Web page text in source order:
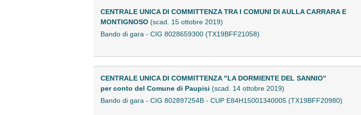
CENTRALE UNICA DI COMMITTENZA TRA I COMUNI DI AULLA CARRARA E
MONTIGNOSO (scad. 15 ottobre 2019)
Bando di gara - CIG 8028659300 (TX19BFF21058)
CENTRALE UNICA DI COMMITTENZA "LA DORMIENTE DEL SANNIO"
per conto del Comune di Paupisi (scad. 14 ottobre 2019)
Bando di gara - CIG 802897254B - CUP E84H15001340005 (TX19BFF20980)